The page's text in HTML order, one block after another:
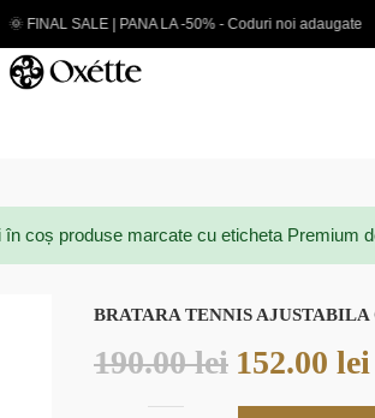
noi adaugate EXTRA 5%
în coș produse marcate cu eticheta Premium
BRATARA TENNIS
190.00lei 152.00 lei